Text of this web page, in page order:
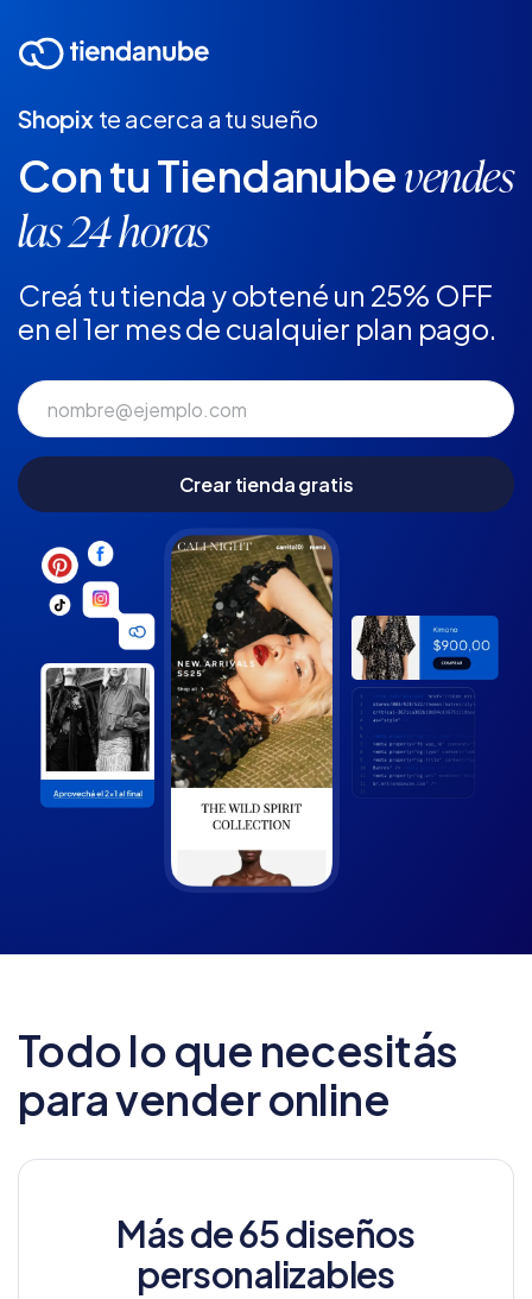
Shopix te acerca a tu sueño
Con tu Tiendanube vendes
las 24 horas
Creá tu tienda y obtené un 25% OFF
en el 1er mes de cualquier plan pago.
Todo lo que necesitás
para vender online
Más de 65 diseños
personalizables